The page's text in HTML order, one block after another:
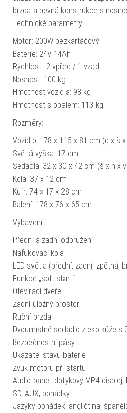
brzda a pevná konstrukce s
Technické parametry:
Motor: 200W bezkartáčový
Baterie: 24V 14Ah
Rychlosti: 2 vpřed / 1 vzad
Nosnost: 100 kg
Hmotnost vozidla: 98 kg
Hmotnost s obalem: 113 kg
Rozměry:
Vozidlo: 178 x 115 x 81 cm (d x š
Světlá výška: 17 cm
Sedadla: 32 x 30 x 42 cm (š x h x
Kola: 37 x 12 cm
Kufr: 74 × 17 × 28 cm
Balení: 178 x 76 x 65 cm
Vybavení:
Přední a zadní odpružení
Nafukovací kola
LED světla (přední, zadní, zpětná,
Funkce „soft start“
Otevírací dveře
Zadní úložný prostor
Ruční brzda
Dvoumístné sedadlo z eko kůže s
Bezpečnostní pásy
Ukazatel stavu baterie
Zvuk motoru při startu
Audio panel: dotykový MP4 displej,
SD, AUX, pohádky
Jazyky pohádek: angličtina,